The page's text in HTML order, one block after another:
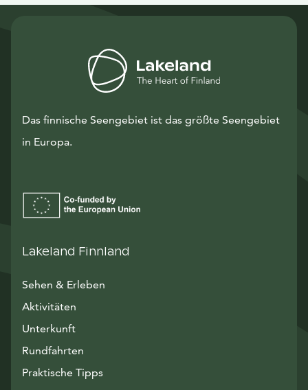
Das finnische Seengebiet ist das größte Seengebiet
in Europa.
Lakeland Finnland
Sehen & Erleben
Aktivitäten
Unterkunft
Rundfahrten
Praktische Tipps